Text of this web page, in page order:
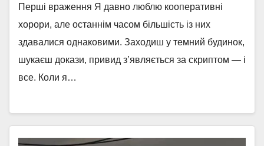
Перші враження Я давно люблю кооперативні
хорори, але останнім часом більшість із них
здавалися однаковими. Заходиш у темний будинок,
шукаєш докази, привид з’являється за скриптом — і
все. Коли я…